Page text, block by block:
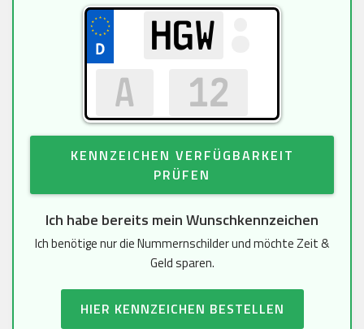
KENNZEICHEN VERFÜGBARKEIT
PRÜFEN
Ich habe bereits mein Wunschkennzeichen
Ich benötige nur die Nummernschilder und möchte Zeit &
Geld sparen.
HIER KENNZEICHEN BESTELLEN